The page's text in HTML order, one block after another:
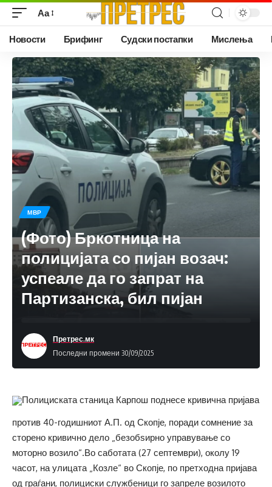
Аа
Новости Брифинг Судски постапки Мислења
МВР
(Фото) Бркотница на
полицијата со пијан возач:
успеале да го запрат на
Партизанска, бил пијан
Последни промени 30/09/2025
Претрес.мк
Полициската станица Карпош поднесе кривична пријава
против 40-годишниот А.П. од Скопје, поради сомнение за
сторено кривично дело „безобѕирно управување со
моторно возило“.Во саботата (27 септември), околу 19
часот, на улицата „Козле“ во Скопје, по претходна пријава
од граѓани, полициски службеници го запреле возилото